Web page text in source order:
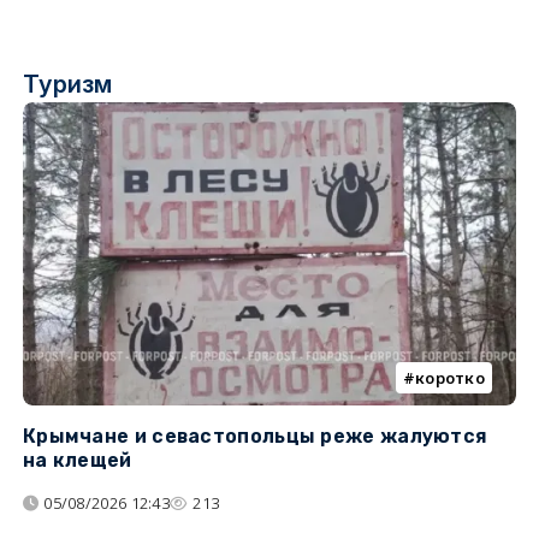
Туризм
коротко
Крымчане и севастопольцы реже жалуются
на клещей
05/08/2026 12:43 213